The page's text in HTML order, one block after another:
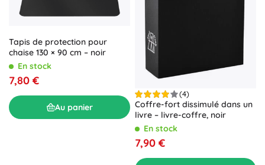
Tapis de protection pour
chaise 130 × 90 cm – noir
En stock
7,80 €
Au panier
(4)
Coffre-fort dissimulé dans un
livre – livre-coffre, noir
En stock
7,90 €